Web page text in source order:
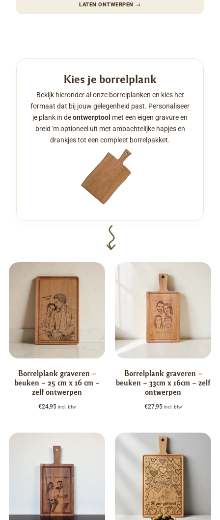
LATEN ONTWERPEN →
Kies je borrelplank
Bekijk hieronder al onze borrelplanken en kies het
formaat dat bij jouw gelegenheid past. Personaliseer
je plank in deontwerptool met een eigen gravure en
breid 'm optioneel uit met ambachtelijke hapjes en
drankjes tot een compleet borrelpakket.
Borrelplank graveren –
beuken – 25 cm x 16 cm –
zelf ontwerpen
€24,95 incl. btw
Borrelplank graveren –
beuken – 33cm x 16cm – zelf
ontwerpen
€27,95 incl. btw